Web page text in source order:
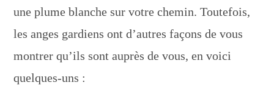
une plume blanche sur votre chemin. Toutefois,
les anges gardiens ont d’autres façons de vous
montrer qu’ils sont auprès de vous, en voici
quelques-uns :